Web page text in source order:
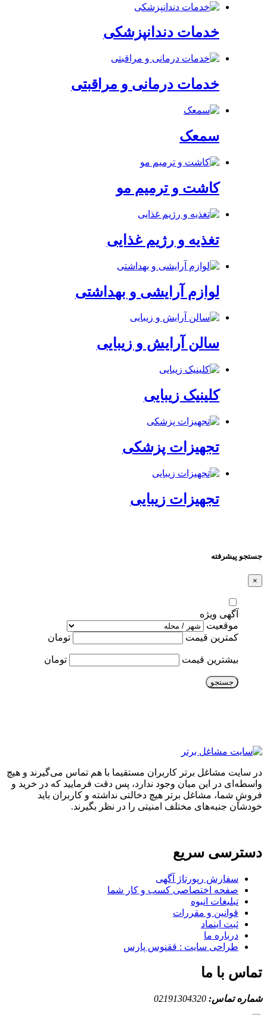
خدمات دندانپزشکی
خدمات درمانی و مراقبتی
سمعک
کاشت و ترمیم مو
تغذیه و رژیم غذایی
لوازم آرایشی و بهداشتی
سالن آرایش و زیبایی
کلینیک زیبایی
تجهیزات پزشکی
تجهیزات زیبایی
جستجو پیشرفته
×
آگهی ویژه
موقعیت
کمترین قیمت
تومان
بیشترین قیمت تومان
جستجو
در سایت مشاغل برتر کاربران مستقیما با هم تماس می‌گیرند و هیچ
واسطه‌ای در این میان وجود ندارد، پس دقت فرمایید که در خرید و
فروشِ شما، مشاغل برتر هیچ دخالتی نداشته و کاربران باید
خودشان جنبه‌های مختلف امنیتی را در نظر بگیرند.
دسترسی سریع
سفارش رپورتاژ آگهی
صفحه اختصاصی کسب و کار شما
تبلیغات انبوه
قوانین و مقررات
ثبت اینماد
درباره ما
طراحی سایت : ققنوس پارس
تماس با ما
شماره تماس: 02191304320